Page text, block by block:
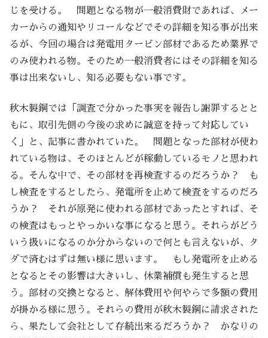
じを受ける。 問題となる物が一般消費財であれば、メー
カーからの通知やリコールなどでその詳細を知る事が出来
るが、今回の場合は発電用タービン部材であるため業界で
のみ使われる物。そのため一般消費者にはその詳細を知る
事は出来ないし、知る必要もない事です。
秋木製鋼では「調査で分かった事実を報告し謝罪するとと
もに、取引先側の今後の求めに誠意を持って対応してい
く」と、記事に書かれていた。 問題となった部材が使わ
れている物は、そのほとんどが稼動しているモノと思われ
る。そんな中で、その部材を再検査するのだろうか？ も
し検査をするとしたら、発電所を止めて検査をするのだろ
うか？ それが原発に使われる部材であったとすれば、そ
の検査はもっとやっかいな事になると思う。それらがどう
いう扱いになるのか分からないので何とも言えないが、タ
ダで済むはずは無い様に思います。 もし発電所を止める
となるとその影響は大きいし、休業補償も発生すると思
う。部材の交換となると、解体費用や何やらで多額の費用
が掛かる様に思う。それらの費用が秋木製鋼に請求された
ら、果たして会社として存続出来るだろうか？ かなりの